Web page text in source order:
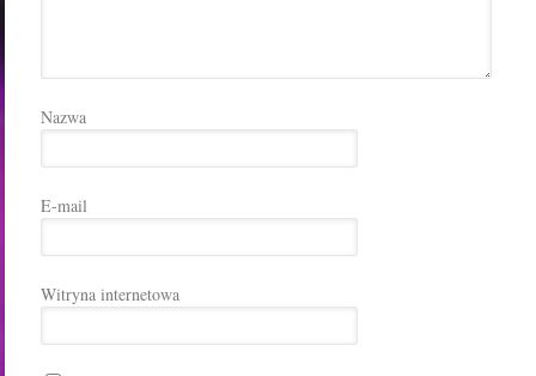
Nazwa
E-mail
Witryna internetowa